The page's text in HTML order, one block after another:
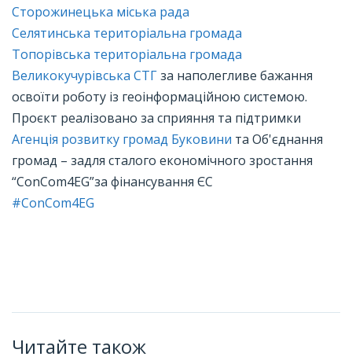
Сторожинецька міська рада
Селятинська територіальна громада
Топорівська територіальна громада
Великокучурівська СТГза наполегливе бажання
освоїти роботу із геоінформаційною системою.
Проєкт реалізовано за сприяння та підтримки
Агенція розвитку громад Буковини та Об'єднання
громад – задля сталого економічного зростання
“ConCom4EG”за фінансування ЄС
#СоnCom4EG
Читайте також